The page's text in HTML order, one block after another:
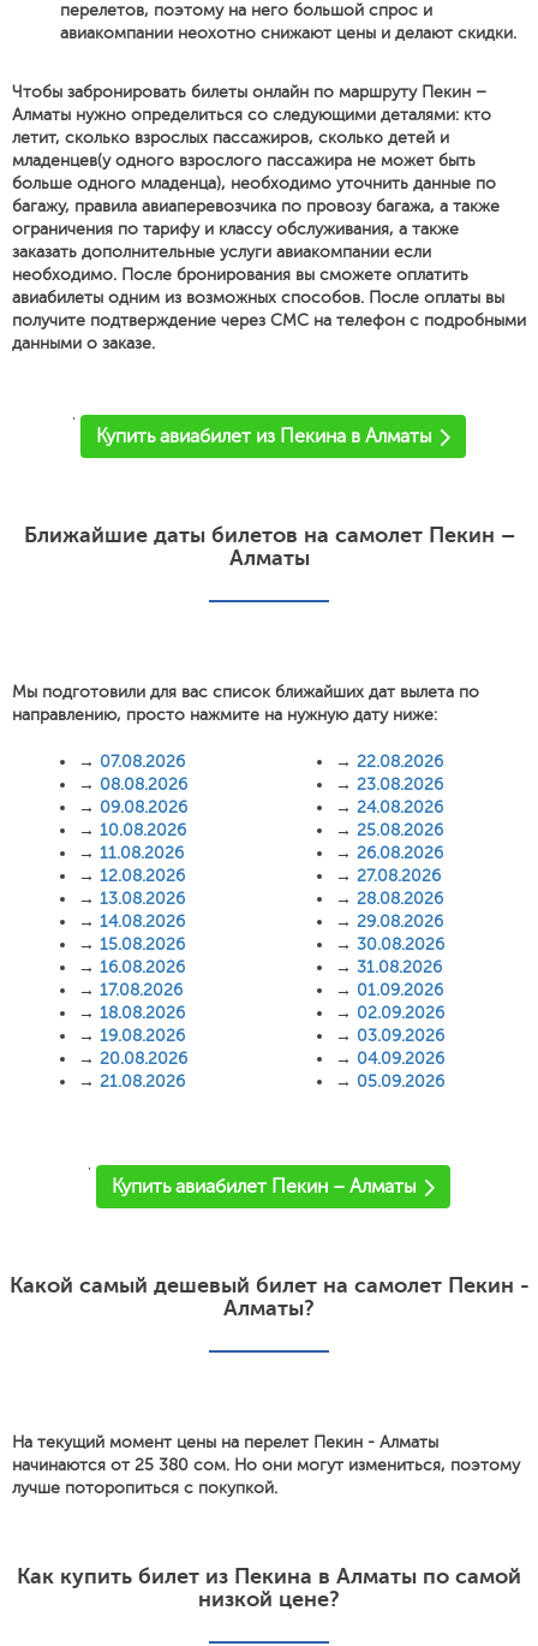
перелетов, поэтому на него большой спрос и
авиакомпании неохотно снижают цены и делают скидки.
Чтобы забронировать билеты онлайн по маршруту Пекин –
Алматы нужно определиться со следующими деталями: кто
летит, сколько взрослых пассажиров, сколько детей и
младенцев(у одного взрослого пассажира не может быть
больше одного младенца), необходимо уточнить данные по
багажу, правила авиаперевозчика по провозу багажа, а также
ограничения по тарифу и классу обслуживания, а также
заказать дополнительные услуги авиакомпании если
необходимо. После бронирования вы сможете оплатить
авиабилеты одним из возможных способов. После оплаты вы
получите подтверждение через СМС на телефон с подробными
данными о заказе.
'
Купить авиабилет из Пекина в Алматы
Ближайшие даты билетов на самолет Пекин –
Алматы
Мы подготовили для вас список ближайших дат вылета по
направлению, просто нажмите на нужную дату ниже:
→ 07.08.2026
→ 08.08.2026
→ 09.08.2026
→ 10.08.2026
→ 11.08.2026
→ 12.08.2026
→ 13.08.2026
→ 14.08.2026
→ 15.08.2026
→ 16.08.2026
→ 17.08.2026
→ 18.08.2026
→ 19.08.2026
→ 20.08.2026
→ 21.08.2026
→ 22.08.2026
→ 23.08.2026
→ 24.08.2026
→ 25.08.2026
→ 26.08.2026
→ 27.08.2026
→ 28.08.2026
→ 29.08.2026
→ 30.08.2026
→ 31.08.2026
→ 01.09.2026
→ 02.09.2026
→ 03.09.2026
→ 04.09.2026
→ 05.09.2026
'
Купить авиабилет Пекин – Алматы
Какой самый дешевый билет на самолет Пекин -
Алматы?
На текущий момент цены на перелет Пекин - Алматы
начинаются от 25 380 сом. Но они могут измениться, поэтому
лучше поторопиться с покупкой.
Как купить билет из Пекина в Алматы по самой
низкой цене?